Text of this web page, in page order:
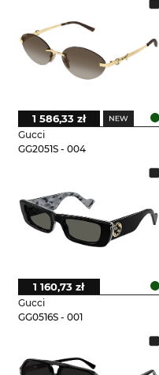
Gucci
GG2051S - 004
1 586,33 zł
Gucci
GG0516S - 001
1 160,73 zł